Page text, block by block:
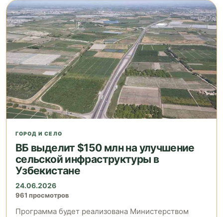
ГОРОД И СЕЛО
ВБ выделит $150 млн на улучшение
сельской инфраструктуры в
Узбекистане
24.06.2026
961 просмотров
Программа будет реализована Министерством